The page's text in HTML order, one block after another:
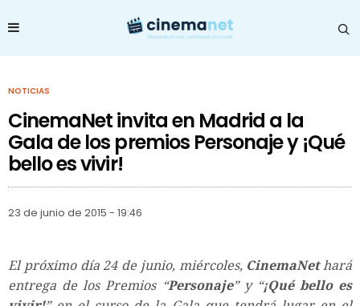
NOTICIAS
CinemaNet invita en Madrid a la
Gala de los premios Personaje y ¡Qué
bello es vivir!
23 de junio de 2015 - 19:46
El próximo día 24 de junio, miércoles, CinemaNethará
entrega de los Premios “Personaje” y “¡Qué bello es